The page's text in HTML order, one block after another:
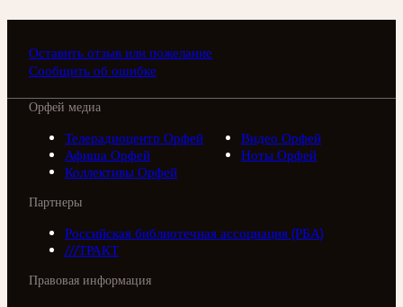
Оставить отзыв или пожелание
Сообщить об ошибке
Орфей медиа
Телерадиоцентр Орфей
Видео Орфей
Афиша Орфей
Ноты Орфей
Коллективы Орфей
Партнеры
Российская библиотечная ассоциация (РБА)
///ТРАКТ
Правовая информация